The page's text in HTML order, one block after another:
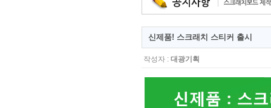
신제품! 스크래치 스티커 출시
작성자 : 대광기획